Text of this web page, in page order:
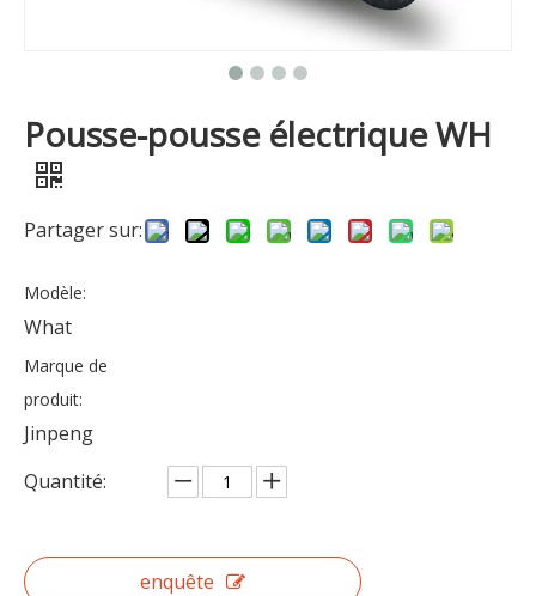
Pousse-pousse électrique WH
Partager sur:
Modèle:
What
Marque de
produit:
Jinpeng
Quantité:
enquête